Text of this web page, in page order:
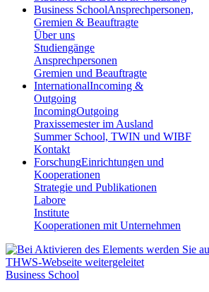
Business SchoolAnsprechpersonen,
Gremien & Beauftragte
Über uns
Studiengänge
Ansprechpersonen
Gremien und Beauftragte
InternationalIncoming &
Outgoing
IncomingOutgoing
Praxissemester im Ausland
Summer School, TWIN und WIBF
Kontakt
ForschungEinrichtungen und
Kooperationen
Strategie und Publikationen
Labore
Institute
Kooperationen mit Unternehmen
Business School